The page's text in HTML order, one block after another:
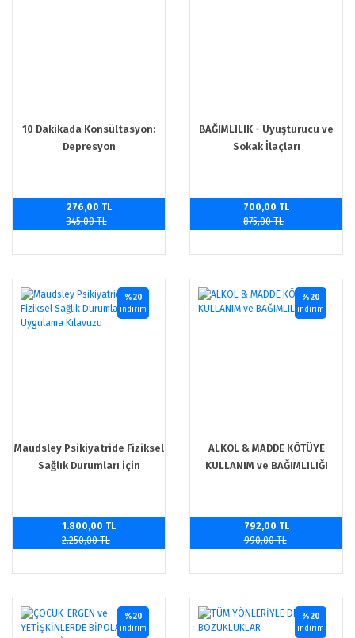
10 Dakikada Konsültasyon:
Depresyon
276,00 TL
345,00 TL
BAĞIMLILIK - Uyuşturucu ve
Sokak İlaçları
700,00 TL
875,00 TL
Maudsley Psikiyatride Fiziksel
Sağlık Durumları için
%20
indirim
1.800,00 TL
2.250,00 TL
ALKOL & MADDE KÖTÜYE
KULLANIM ve BAĞIMLILIĞI
%20
indirim
792,00 TL
990,00 TL
%20
indirim
%20
indirim